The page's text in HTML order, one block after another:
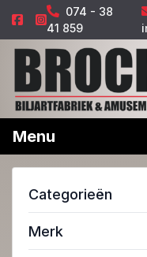
074 - 38
41 859
Menu
Categorieën
Merk